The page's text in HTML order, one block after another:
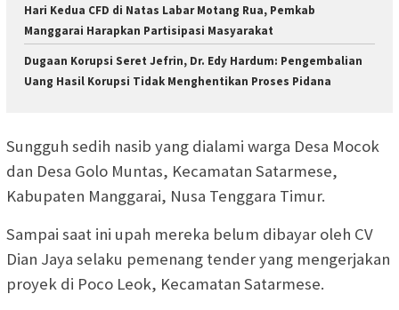
Hari Kedua CFD di Natas Labar Motang Rua, Pemkab
Manggarai Harapkan Partisipasi Masyarakat
Dugaan Korupsi Seret Jefrin, Dr. Edy Hardum: Pengembalian
Uang Hasil Korupsi Tidak Menghentikan Proses Pidana
Sungguh sedih nasib yang dialami warga Desa Mocok
dan Desa Golo Muntas, Kecamatan Satarmese,
Kabupaten Manggarai, Nusa Tenggara Timur.
Sampai saat ini upah mereka belum dibayar oleh CV
Dian Jaya selaku pemenang tender yang mengerjakan
proyek di Poco Leok, Kecamatan Satarmese.